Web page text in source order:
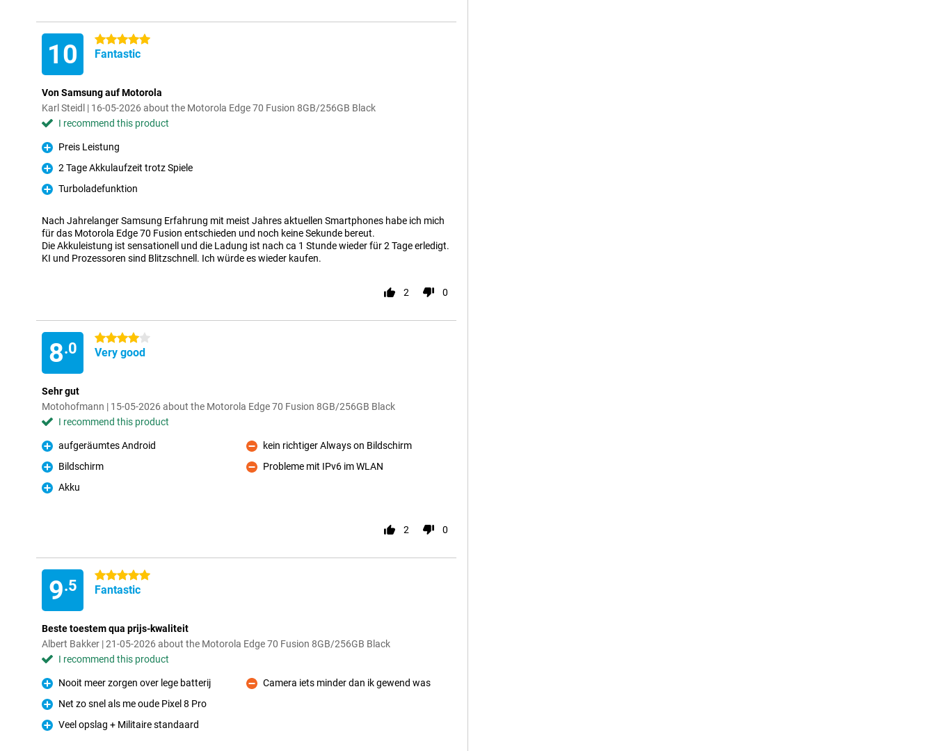
10 5 stars
Fantastic
Von Samsung auf Motorola
Karl Steidl | 16-05-2026 about the Motorola Edge 70 Fusion 8GB/256GB Black
I recommend this product
Pro
Preis Leistung
Pro
2 Tage Akkulaufzeit trotz Spiele
Pro
Turboladefunktion
Nach Jahrelanger Samsung Erfahrung mit meist Jahres aktuellen Smartphones habe ich mich
für das Motorola Edge 70 Fusion entschieden und noch keine Sekunde bereut.
Die Akkuleistung ist sensationell und die Ladung ist nach ca 1 Stunde wieder für 2 Tage erledigt.
KI und Prozessoren sind Blitzschnell. Ich würde es wieder kaufen.
2 0
8.0
4 stars
Very good
Sehr gut
Motohofmann | 15-05-2026 about the Motorola Edge 70 Fusion 8GB/256GB Black
I recommend this product
Pro
aufgeräumtes Android
Pro
Bildschirm
Pro
Akku
Con
kein richtiger Always on Bildschirm
Con
Probleme mit IPv6 im WLAN
2 0
9.5
5 stars
Fantastic
Beste toestem qua prijs-kwaliteit
Albert Bakker | 21-05-2026 about the Motorola Edge 70 Fusion 8GB/256GB Black
I recommend this product
Pro
Nooit meer zorgen over lege batterij
Pro
Net zo snel als me oude Pixel 8 Pro
Pro
Veel opslag + Militaire standaard
Con
Camera iets minder dan ik gewend was